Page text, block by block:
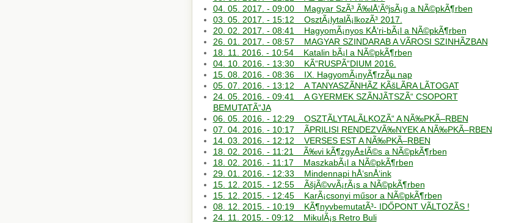
04. 05. 2017. - 09:00 Magyar SzÃ³ Ã‰lÅ‘ÃºjsÃ¡g a NÃ©pkÃ¶rben
03. 05. 2017. - 15:12 OsztÃ¡lytalÃ¡lkozÃ³ 2017.
20. 02. 2017. - 08:41 HagyomÃ¡nyos KÅ‘ri-bÃ¡l a NÃ©pkÃ¶rben
26. 01. 2017. - 08:57 MAGYAR SZINDARAB A VÃROSI SZINHÃZBAN
18. 11. 2016. - 10:54 Katalin bÃ¡l a NÃ©pkÃ¶rben
04. 10. 2016. - 13:30 KÃ“RUSPÃ“DIUM 2016.
15. 08. 2016. - 08:36 IX. HagyomÃ¡nyÃ¶rzÃµ nap
05. 07. 2016. - 13:12 A TANYASZÃNHÃZ KÃšLÃRA LÃTOGAT
24. 05. 2016. - 09:41 A GYERMEK SZÃNJÃTSZÃ“ CSOPORT
BEMUTATÃ“JA
06. 05. 2016. - 12:29 OSZTÃLYTALÃLKOZÃ“ A NÃ‰PKÃ–RBEN
07. 04. 2016. - 10:17 ÃPRILISI RENDEZVÃ‰NYEK A NÃ‰PKÃ–RBEN
14. 03. 2016. - 12:12 VERSES EST A NÃ‰PKÃ–RBEN
18. 02. 2016. - 11:21 Ã‰vi kÃ¶zgyÅ±lÃ©s a NÃ©pkÃ¶rben
18. 02. 2016. - 11:17 MaszkabÃ¡l a NÃ©pkÃ¶rben
29. 01. 2016. - 12:33 Mindennapi hÅ‘snÅ‘ink
15. 12. 2015. - 12:55 ÃšjÃ©vvÃ¡rÃ¡s a NÃ©pkÃ¶rben
15. 12. 2015. - 12:45 KarÃ¡csonyi műsor a NÃ©pkÃ¶rben
08. 12. 2015. - 10:19 KÃ¶nyvbemutatÃ³- IDŐPONT VÃLTOZÃS !
24. 11. 2015. - 09:12 MikulÃ¡s Retro Buli